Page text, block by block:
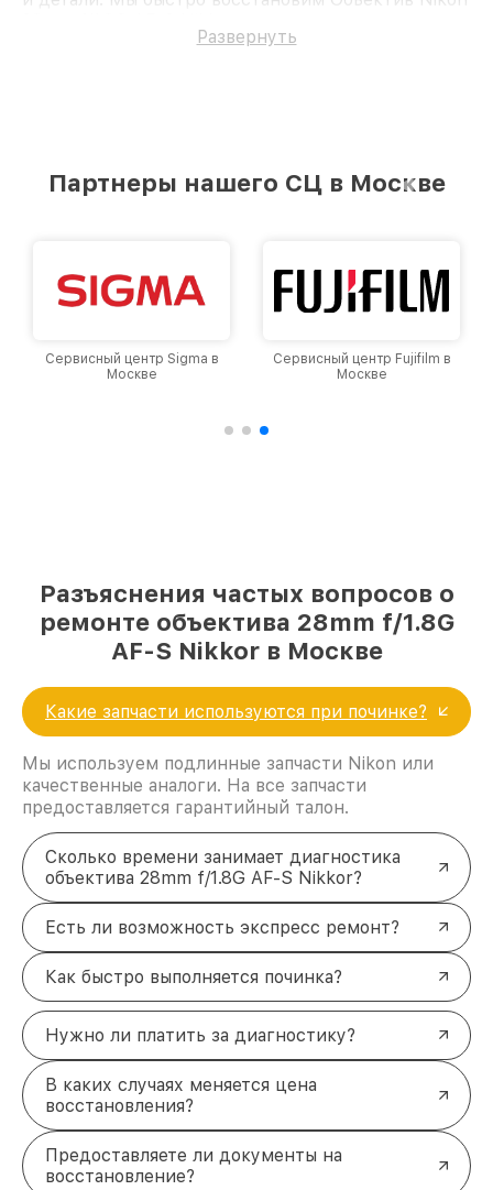
Развернуть
Партнеры нашего СЦ в Москве
Сервисный центр Sigma в
Москве
Сервисный центр Fujifilm в
Москве
Разъяснения частых вопросов о
ремонте объектива 28mm f/1.8G
AF-S Nikkor в Москве
Какие запчасти используются при починке?
Мы используем подлинные запчасти Nikon или
качественные аналоги. На все запчасти
предоставляется гарантийный талон.
Сколько времени занимает диагностика
объектива 28mm f/1.8G AF-S Nikkor?
Есть ли возможность экспресс ремонт?
Как быстро выполняется починка?
Нужно ли платить за диагностику?
В каких случаях меняется цена
восстановления?
Предоставляете ли документы на
восстановление?